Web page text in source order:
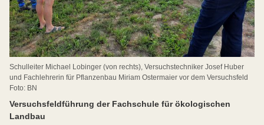
Schulleiter Michael Lobinger (von rechts), Versuchstechniker Josef Huber
und Fachlehrerin für Pflanzenbau Miriam Ostermaier vor dem Versuchsfeld
Foto: BN
Versuchsfeldführung der Fachschule für ökologischen
Landbau